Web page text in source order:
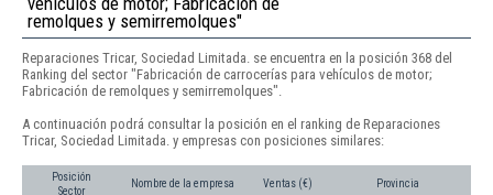
remolques y semirremolques"
Reparaciones Tricar, Sociedad Limitada. se encuentra en la posición 368 del
Ranking del sector "Fabricación de carrocerías para vehículos de motor;
Fabricación de remolques y semirremolques".
A continuación podrá consultar la posición en el ranking de Reparaciones
Tricar, Sociedad Limitada. y empresas con posiciones similares:
Posición
Sector
Nombre de la empresa Ventas (€) Provincia